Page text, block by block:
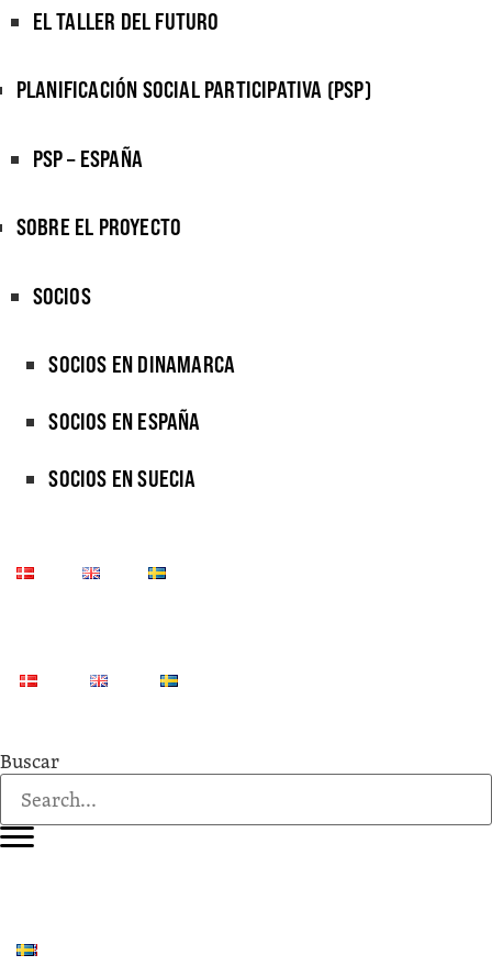
EL TALLER DEL FUTURO
PLANIFICACIÓN SOCIAL PARTICIPATIVA (PSP)
PSP – ESPAÑA
SOBRE EL PROYECTO
SOCIOS
SOCIOS EN DINAMARCA
SOCIOS EN ESPAÑA
SOCIOS EN SUECIA
Buscar